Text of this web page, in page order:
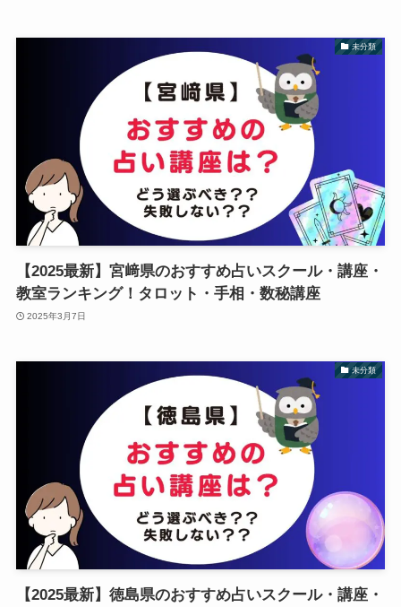
未分類
【2025最新】宮﨑県のおすすめ占いスクール・講座・
教室ランキング！タロット・手相・数秘講座
2025年3月7日
未分類
【2025最新】徳島県のおすすめ占いスクール・講座・